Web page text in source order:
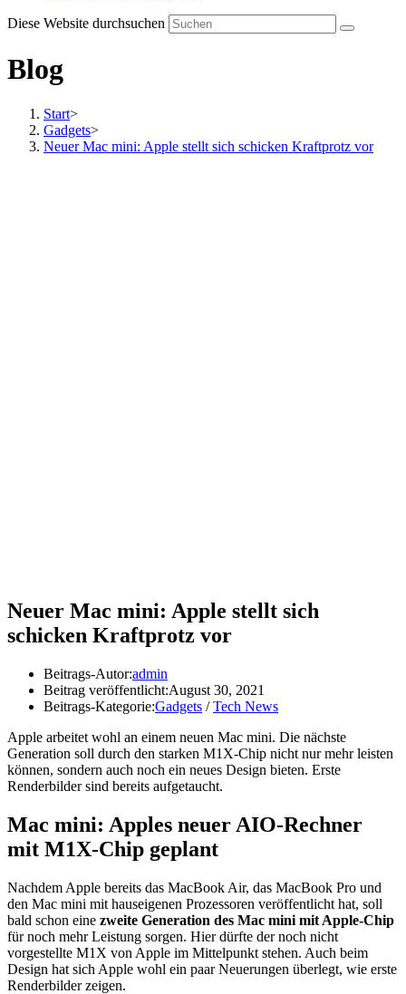
Diese Website durchsuchen
Blog
Start>
Gadgets>
Neuer Mac mini: Apple stellt sich schicken Kraftprotz vor
Neuer Mac mini: Apple stellt sich
schicken Kraftprotz vor
Beitrags-Autor:admin
Beitrag veröffentlicht:August 30, 2021
Beitrags-Kategorie:Gadgets / Tech News
Apple arbeitet wohl an einem neuen Mac mini. Die nächste
Generation soll durch den starken M1X-Chip nicht nur mehr leisten
können, sondern auch noch ein neues Design bieten. Erste
Renderbilder sind bereits aufgetaucht.
Mac mini: Apples neuer AIO-Rechner
mit M1X-Chip geplant
Nachdem Apple bereits das MacBook Air, das MacBook Pro und
den Mac mini mit hauseigenen Prozessoren veröffentlicht hat, soll
bald schon eine zweite Generation des Mac mini mit Apple-Chip
für noch mehr Leistung sorgen. Hier dürfte der noch nicht
vorgestellte M1X von Apple im Mittelpunkt stehen. Auch beim
Design hat sich Apple wohl ein paar Neuerungen überlegt, wie erste
Renderbilder zeigen.